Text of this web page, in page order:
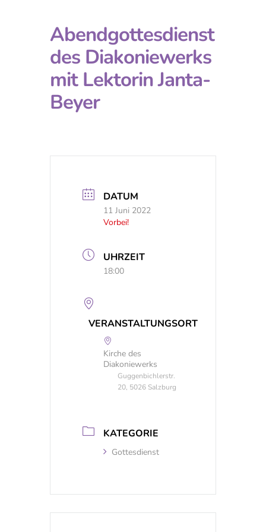
Abendgottesdienst
des Diakoniewerks
mit Lektorin Janta-
Beyer
DATUM
11 Juni 2022
Vorbei!
UHRZEIT
18:00
VERANSTALTUNGSORT
Kirche des
Diakoniewerks
Guggenbichlerstr.
20, 5026 Salzburg
KATEGORIE
Gottesdienst